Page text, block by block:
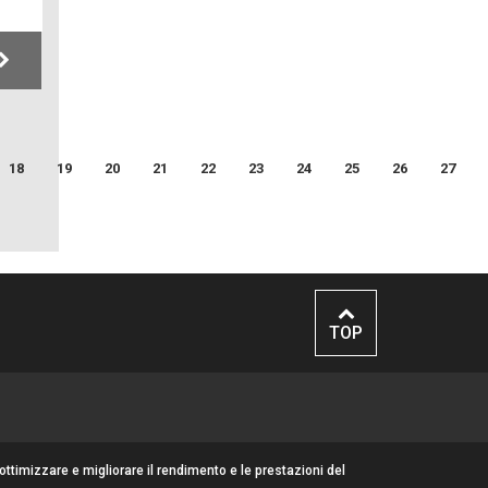
18 19 20 21 22 23 24 25 26 27
TOP
e migliorare il rendimento e le prestazioni del